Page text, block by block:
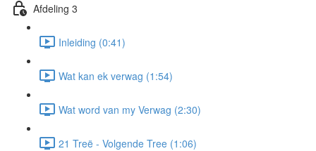
Afdeling 3
Inleiding (0:41)
Wat kan ek verwag (1:54)
Wat word van my Verwag (2:30)
21 Treë - Volgende Tree (1:06)